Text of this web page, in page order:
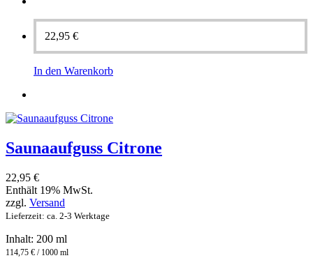
22,95 €
In den Warenkorb
Saunaaufguss Citrone
22,95 €
Enthält 19% MwSt.
zzgl. Versand
Lieferzeit: ca. 2-3 Werktage
Inhalt: 200 ml
114,75 € / 1000 ml